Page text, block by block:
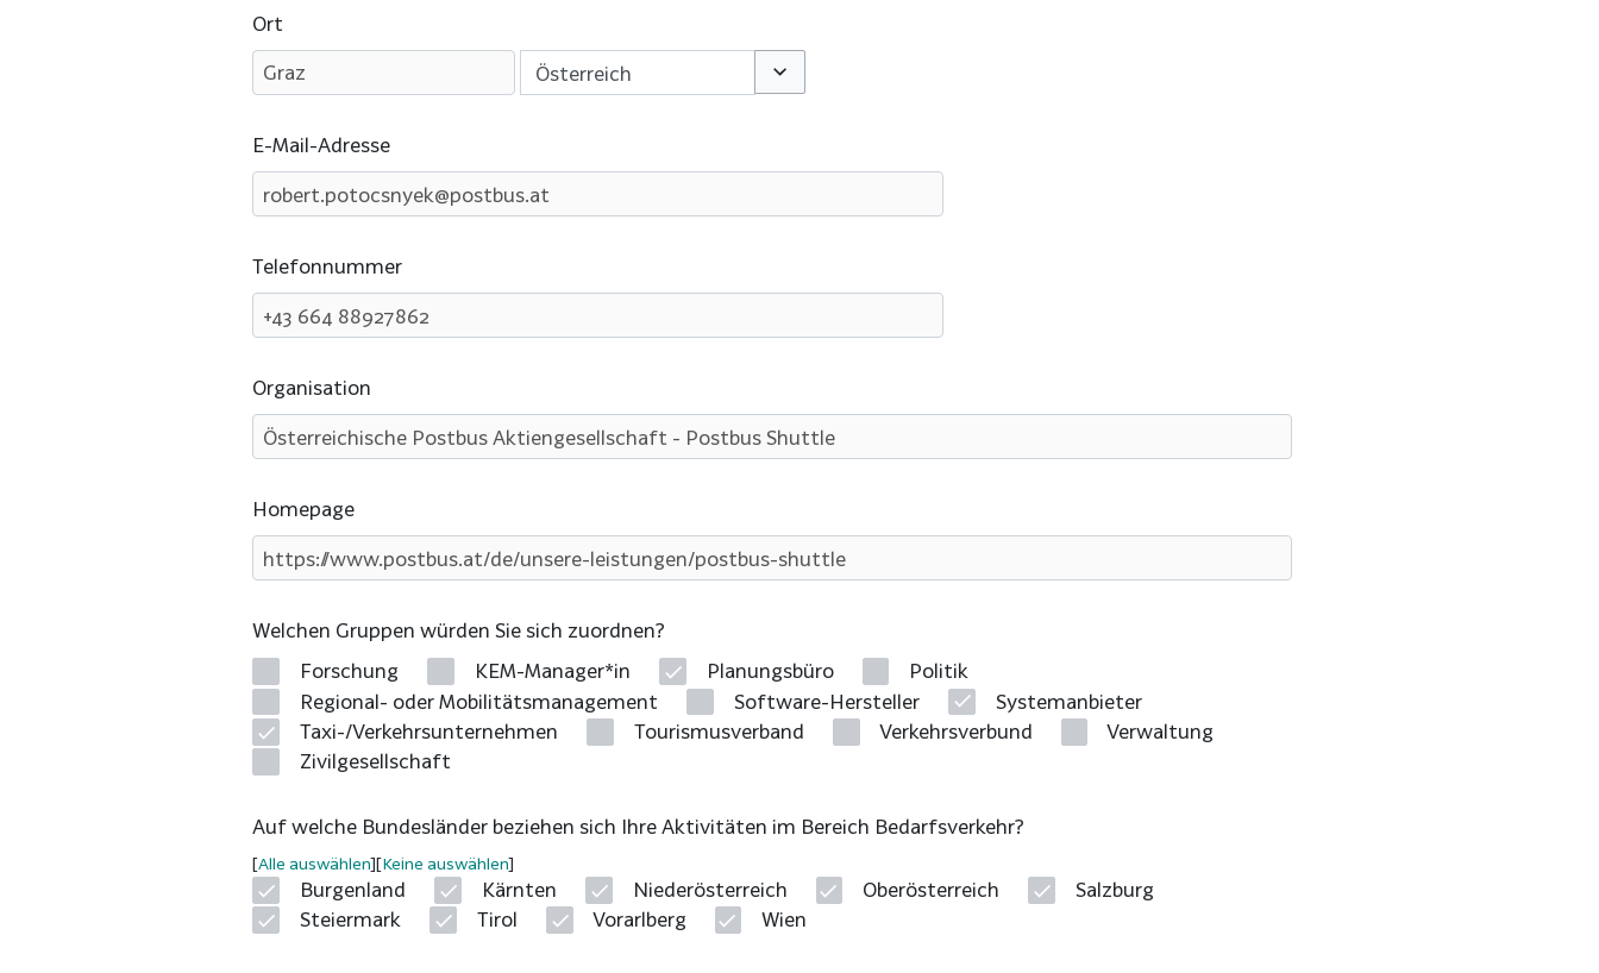
Ort
Optionen umschalten
E-Mail-Adresse
Telefonnummer
Organisation
Homepage
Welchen Gruppen würden Sie sich zuordnen?
Forschung
KEM-Manager*in Planungsbüro
Politik
Regional- oder Mobilitätsmanagement
Software-Hersteller
Systemanbieter
Taxi-/Verkehrsunternehmen
Tourismusverband Verkehrsverbund
Verwaltung
Zivilgesellschaft
Auf welche Bundesländer beziehen sich Ihre Aktivitäten im Bereich Bedarfsverkehr?
Alle auswählen Keine auswählen
Burgenland Kärnten Niederösterreich Oberösterreich
Salzburg
Steiermark
Tirol Vorarlberg Wien